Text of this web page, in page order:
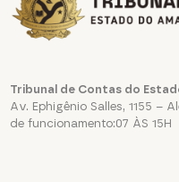
Tribunal de Contas do
Av. Ephigênio Salles, 1155 –
de funcionamento:07 ÀS 15H